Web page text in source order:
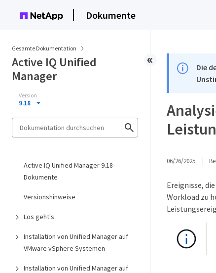
Dokumente
Gesamte Dokumentation
Active IQ Unified
Manager
Version
9.18
Active IQ Unified Manager 9.18-
Dokumente
Versionshinweise
Los geht's
Installation von Unified Manager auf
VMware vSphere Systemen
Installation von Unified Manager auf
Die
06/26/2025
Ereignisse,
Workload zu